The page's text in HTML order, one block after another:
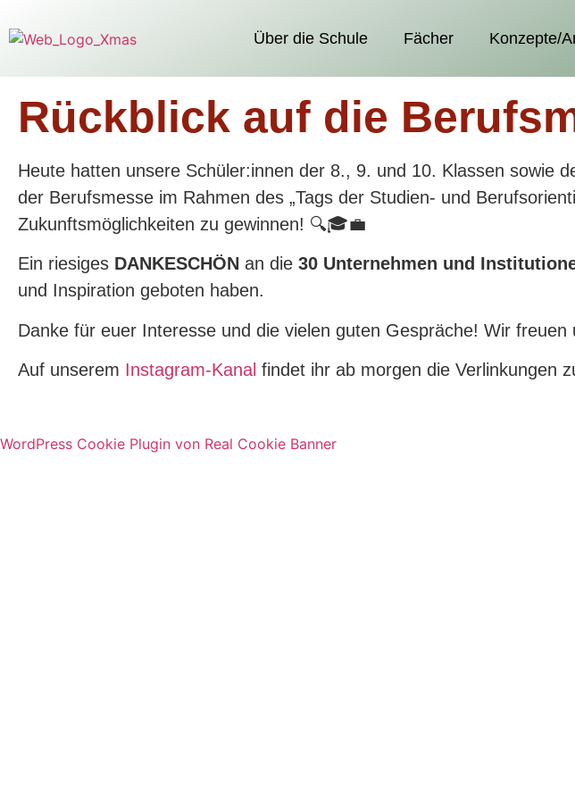
Über die Schule Fächer Konzepte/
Rückblick auf die
Heute hatten unsere Schüler:innen der 8., 9. und 10. Klassen sowie
der Berufsmesse im Rahmen des „Tags der Studien- und
Zukunftsmöglichkeiten zu gewinnen! 🔍🎓💼
Ein riesiges DANKESCHÖN an die 30 Unternehmen und
und Inspiration geboten haben.
Danke für euer Interesse und die vielen guten Gespräche! Wir
Auf unserem Instagram-Kanal findet ihr ab morgen die Verlinkungen
WordPress Cookie Plugin von Real Cookie Banner